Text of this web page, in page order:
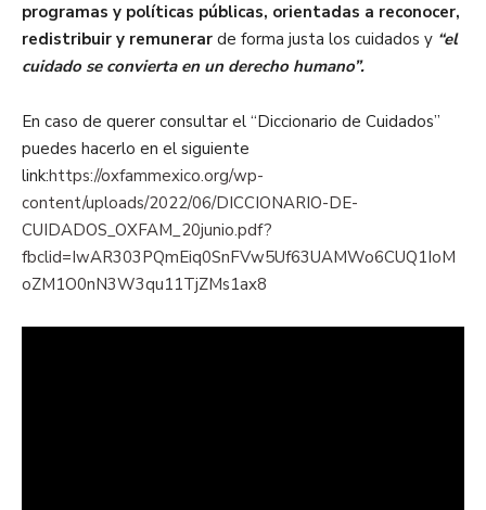
programas y políticas públicas, orientadas a reconocer,
redistribuir y remunerar de forma justa los cuidados y “el
cuidado se convierta en un derecho humano”.
En caso de querer consultar el “Diccionario de Cuidados”
puedes hacerlo en el siguiente
link:https://oxfammexico.org/wp-
content/uploads/2022/06/DICCIONARIO-DE-
CUIDADOS_OXFAM_20junio.pdf?
fbclid=IwAR303PQmEiq0SnFVw5Uf63UAMWo6CUQ1IoM
oZM1O0nN3W3qu11TjZMs1ax8